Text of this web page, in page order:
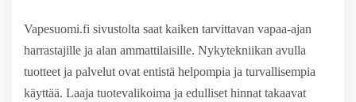
Vapesuomi.fi sivustolta saat kaiken tarvittavan vapaa-ajan
harrastajille ja alan ammattilaisille. Nykytekniikan avulla
tuotteet ja palvelut ovat entistä helpompia ja turvallisempia
käyttää. Laaja tuotevalikoima ja edulliset hinnat takaavat